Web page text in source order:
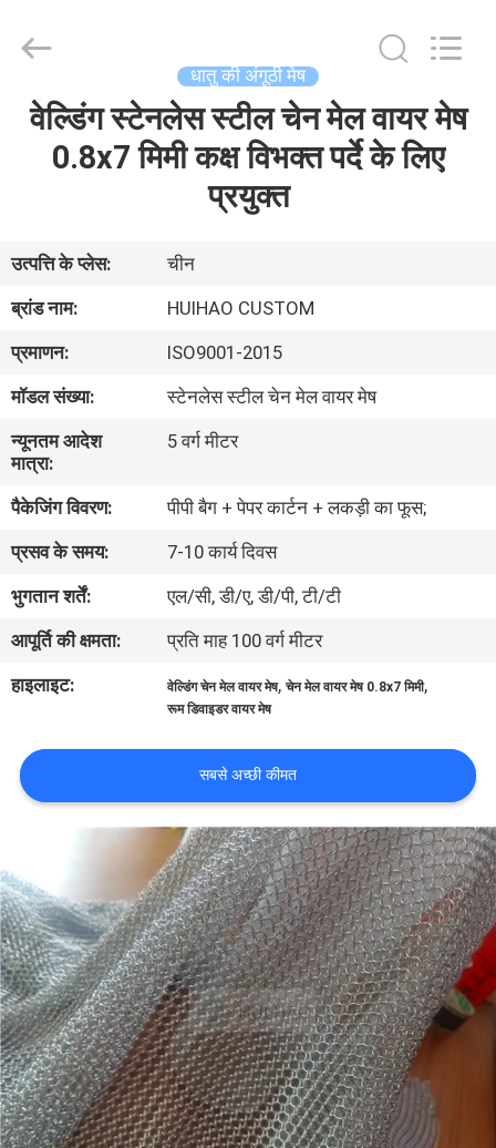
घर
हमारे
बारे
में
कारखाने
का
दौरा
गुणवत्ता
नियंत्रण
हमसे
करें
मामले
साइटमैप
PRIVACY
POLICY
Mesh
Product
Rights
Reserved.
धातु की अंगूठी मेष
वेल्डिंग स्टेनलेस स्टील चेन मेल वायर मेष
0.8x7 मिमी कक्ष विभक्त पर्दे के लिए
प्रयुक्त
उत्पत्ति के प्लेस:
चीन
ब्रांड नाम:
HUIHAO CUSTOM
प्रमाणन:
ISO9001-2015
मॉडल संख्या:
स्टेनलेस स्टील चेन मेल वायर मेष
न्यूनतम आदेश
मात्रा:
5 वर्ग मीटर
पैकेजिंग विवरण:
पीपी बैग + पेपर कार्टन + लकड़ी का फूस;
प्रसव के समय:
7-10 कार्य दिवस
भुगतान शर्तें:
एल/सी, डी/ए, डी/पी, टी/टी
आपूर्ति की क्षमता:
प्रति माह 100 वर्ग मीटर
हाइलाइट:
वेल्डिंग चेन मेल वायर मेष,चेन मेल वायर मेष 0.8x7 मिमी,
रूम डिवाइडर वायर मेष
सबसे अच्छी कीमत